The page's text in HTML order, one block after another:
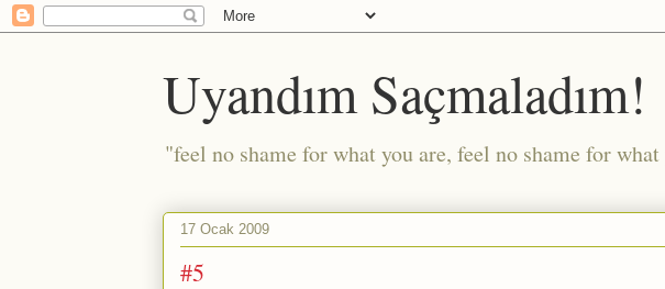
Uyandım Saçmaladım!
"feel no shame for what you are, feel no shame for
17 Ocak 2009
#5